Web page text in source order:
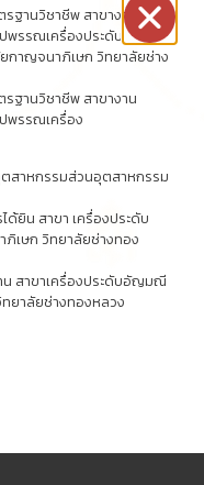
านวิชาชีพ สาขางาน
พรรณเครื่องประดับ
กาญจนาภิเษก วิทยาลัยช่าง
ฐานวิชาชีพ สาขางาน
พรรณเครื่อง
สาหกรรมส่วนอุตสาหกรรม
ด้ยิน สาขา เครื่องประดับ
เษก วิทยาลัยช่างทอง
สาขาเครื่องประดับอัญมณี
ยาลัยช่างทองหลวง